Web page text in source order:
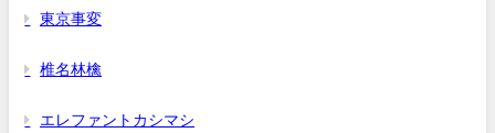
東京事変
椎名林檎
エレファントカシマシ